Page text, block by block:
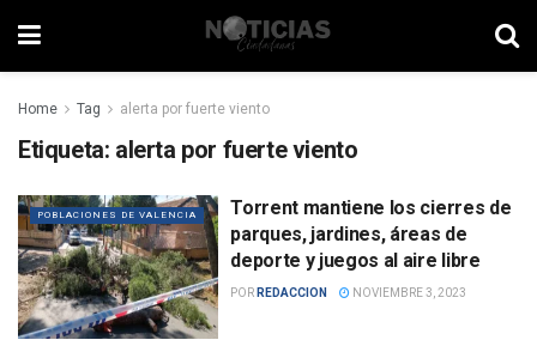
Home Tag alerta por fuerte viento
Etiqueta: alerta por fuerte viento
POBLACIONES DE VALENCIA
Torrent mantiene los cierres de
parques, jardines, áreas de
deporte y juegos al aire libre
POR REDACCION NOVIEMBRE 3, 2023